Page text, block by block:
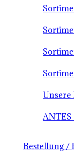
Unsere
Bestellung /